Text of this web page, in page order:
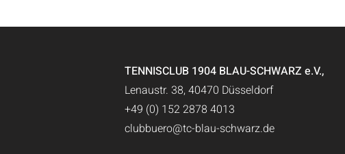
TENNISCLUB 1904 BLAU-SCHWARZ e.V.,
Lenaustr. 38, 40470 Düsseldorf
+49 (0) 152 2878 4013
clubbuero@tc-blau-schwarz.de